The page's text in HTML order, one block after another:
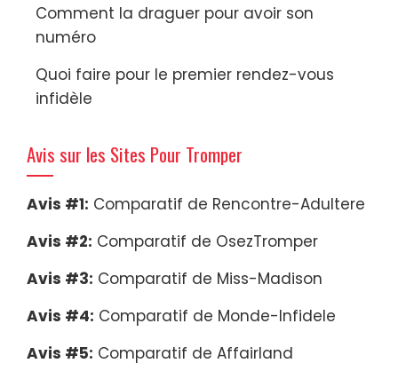
Comment la draguer pour avoir son
numéro
Quoi faire pour le premier rendez-vous
infidèle
Avis sur les Sites Pour Tromper
Avis #1: Comparatif de Rencontre-Adultere
Avis #2: Comparatif de OsezTromper
Avis #3: Comparatif de Miss-Madison
Avis #4: Comparatif de Monde-Infidele
Avis #5: Comparatif de Affairland